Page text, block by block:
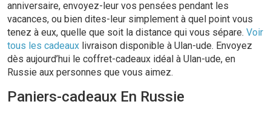
anniversaire, envoyez-leur vos pensées pendant les
vacances, ou bien dites-leur simplement à quel point vous
tenez à eux, quelle que soit la distance qui vous sépare. Voir
tous les cadeaux livraison disponible à Ulan-ude. Envoyez
dès aujourd’hui le coffret-cadeaux idéal à Ulan-ude, en
Russie aux personnes que vous aimez.
Paniers-cadeaux En Russie